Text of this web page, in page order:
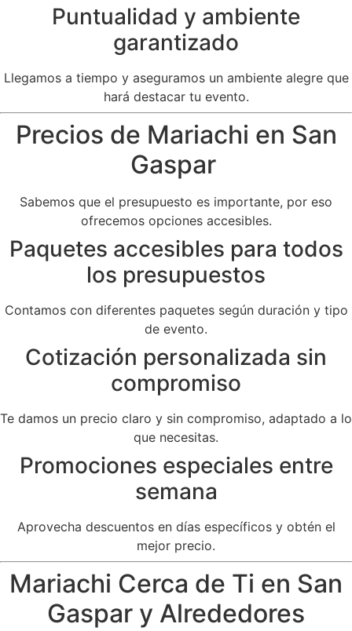
Puntualidad y ambiente
garantizado
Llegamos a tiempo y aseguramos un ambiente alegre que
hará destacar tu evento.
Precios de Mariachi en San
Gaspar
Sabemos que el presupuesto es importante, por eso
ofrecemos opciones accesibles.
Paquetes accesibles para todos
los presupuestos
Contamos con diferentes paquetes según duración y tipo
de evento.
Cotización personalizada sin
compromiso
Te damos un precio claro y sin compromiso, adaptado a lo
que necesitas.
Promociones especiales entre
semana
Aprovecha descuentos en días específicos y obtén el
mejor precio.
Mariachi Cerca de Ti en San
Gaspar y Alrededores